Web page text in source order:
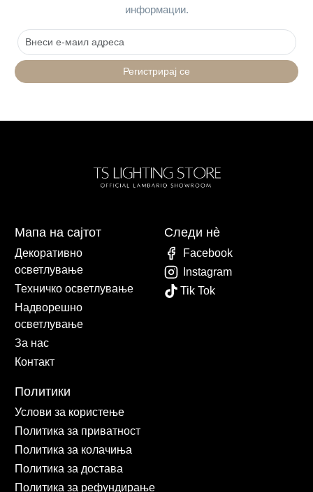
информации.
Регистрирај се
Мапа на сајтот
Декоративно
осветлување
Техничко осветлување
Надворешно
осветлување
За нас
Контакт
Политики
Услови за користење
Политика за приватност
Политика за колачиња
Политика за достава
Политика за рефундирање
Следи нè
Facebook
Instagram
Tik Tok